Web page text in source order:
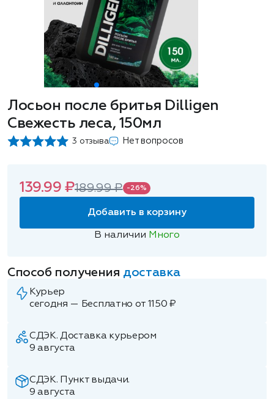
Лосьон после бритья Dilligen
Свежесть леса, 150мл
3 отзыва Нет вопросов
139.99 ₽189.99 ₽ -26%
Добавить в корзину
В наличии Много
Способ получения доставка
Курьер
сегодня — Бесплатно от 1150 ₽
СДЭК. Доставка курьером
9 августа
СДЭК. Пункт выдачи.
9 августа